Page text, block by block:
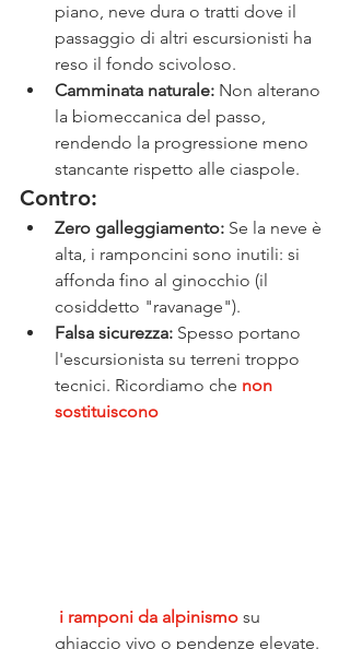
piano, neve dura o tratti dove il
passaggio di altri escursionisti ha
reso il fondo scivoloso.
Camminata naturale: Non alterano
la biomeccanica del passo,
rendendo la progressione meno
stancante rispetto alle ciaspole.
Contro:
Zero galleggiamento: Se la neve è
alta, i ramponcini sono inutili: si
affonda fino al ginocchio (il
cosiddetto "ravanage").
Falsa sicurezza: Spesso portano
l'escursionista su terreni troppo
tecnici. Ricordiamo che non
sostituiscono
i ramponi da alpinismo su
ghiaccio vivo o pendenze elevate.